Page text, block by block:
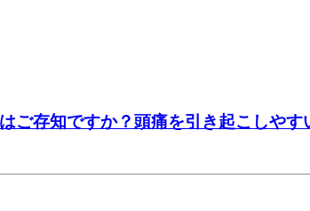
ご存知ですか？頭痛を引き起こしやす